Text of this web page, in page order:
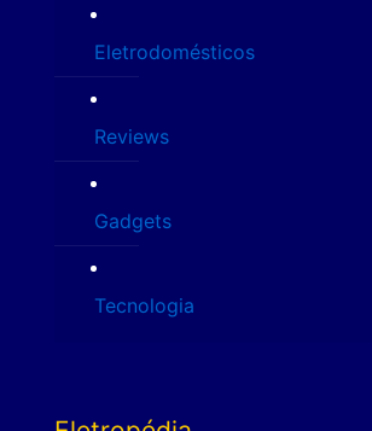
Eletrodomésticos
Reviews
Gadgets
Tecnologia